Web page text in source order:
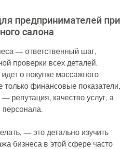
предпринимателей при
салона
— ответственный шаг,
проверки всех деталей.
о покупке массажного
только финансовые показатели,
репутация, качество услуг, а
— это детально изучить
бизнеса в этой сфере часто